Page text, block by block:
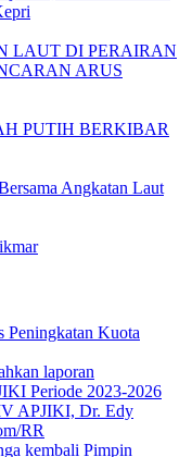
LAUT DI PERAIRAN
ARUS
PUTIH BERKIBAR
Angkatan Laut
Peningkatan Kuota
kembali Pimpin